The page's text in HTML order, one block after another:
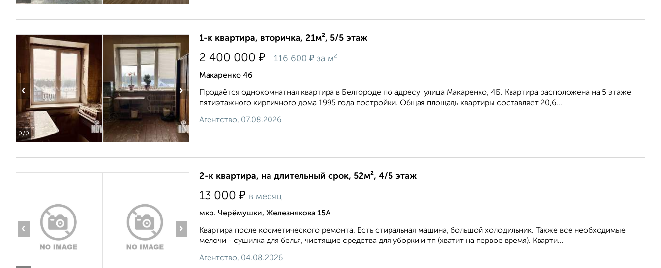
2/2
‹ ›
1-к квартира, вторичка, 21м², 5/5 этаж
2 400 000 ₽ 116 600 ₽ за м²
Макаренко 4б
Продаётся однокомнатная квартира в Белгороде по адресу: улица Макаренко, 4Б. Квартира расположена на 5 этаже
пятиэтажного кирпичного дома 1995 года постройки. Общая площадь квартиры составляет 20,6...
Агентство, 07.08.2026
‹ ›
2-к квартира, на длительный срок, 52м², 4/5 этаж
13 000 ₽ в месяц
мкр. Черёмушки, Железнякова 15А
Квартира после косметического ремонта. Есть стиральная машина, большой холодильник. Также все необходимые
мелочи - сушилка для белья, чистящие средства для уборки и тп (хватит на первое время). Кварти...
Агентство, 04.08.2026